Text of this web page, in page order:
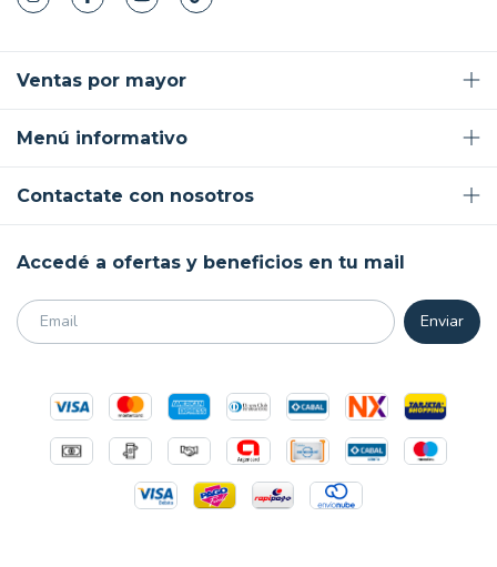
Ventas por mayor
Menú informativo
Contactate con nosotros
Accedé a ofertas y beneficios en tu mail